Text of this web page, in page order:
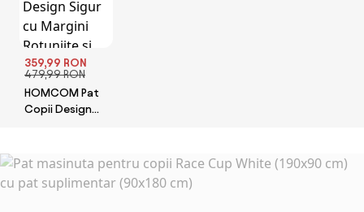
359,99 RON
479,99 RON
HOMCOM Pat
Copii Design
Laterale, 3-6
143x73x60cm |